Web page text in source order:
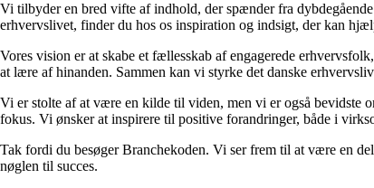
Vi tilbyder en bred vifte af indhold, der spænder fra
erhvervslivet, finder du hos os inspiration og indsigt, der kan
Vores vision er at skabe et fællesskab af engagerede
at lære af hinanden. Sammen kan vi styrke det danske
Vi er stolte af at være en kilde til viden, men vi er også bevidste
fokus. Vi ønsker at inspirere til positive forandringer, både i
Tak fordi du besøger Branchekoden. Vi ser frem til at være en
nøglen til succes.